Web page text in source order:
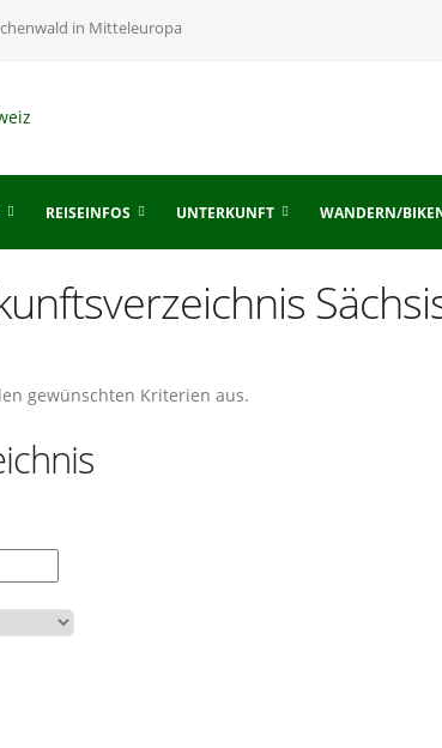
in Mitteleuropa
REISEINFOS UNTERKUNFT WANDERN/
gewünschten Kriterien aus.